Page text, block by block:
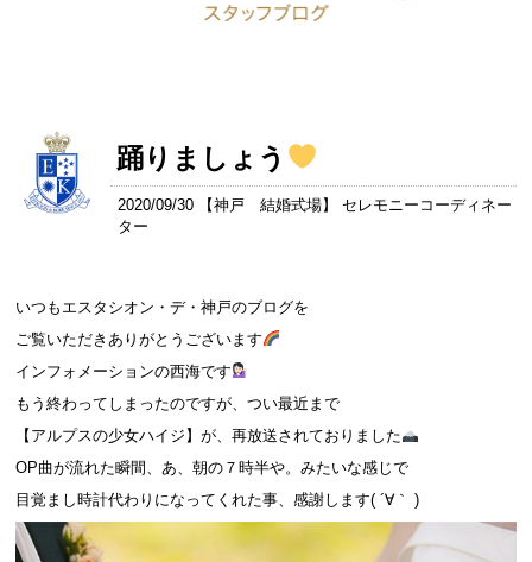
踊りましょう
2020/09/30 【神戸 結婚式場】 セレモニーコーディネー
ター
いつもエスタシオン・デ・神戸のブログを
ご覧いただきありがとうございます
インフォメーションの西海です
もう終わってしまったのですが、つい最近まで
【アルプスの少女ハイジ】が、再放送されておりました
OP曲が流れた瞬間、あ、朝の７時半や。みたいな感じで
目覚まし時計代わりになってくれた事、感謝します( ´∀｀ )